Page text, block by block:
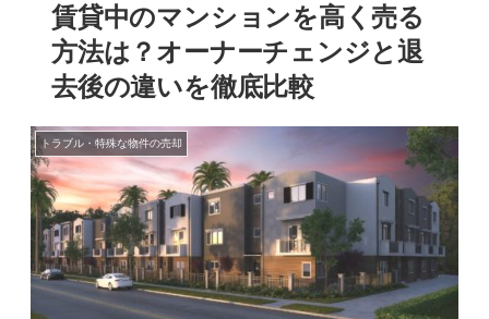
賃貸中のマンションを高く売る
方法は？オーナーチェンジと退
去後の違いを徹底比較
トラブル・特殊な物件の売却